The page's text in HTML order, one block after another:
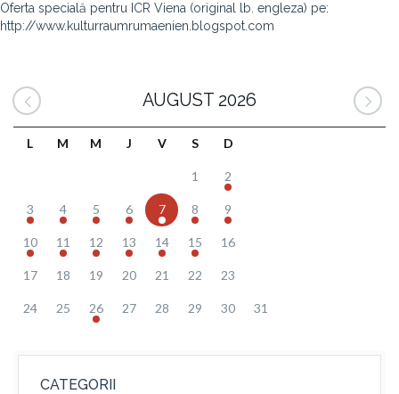
Oferta specială pentru ICR Viena (original lb. engleza) pe:
http://www.kulturraumrumaenien.blogspot.com
AUGUST 2026
L M M J V S D
1 2
3 4 5 6 7 8 9
10 11 12 13 14 15 16
17 18 19 20 21 22 23
24 25 26 27 28 29 30 31
CATEGORII